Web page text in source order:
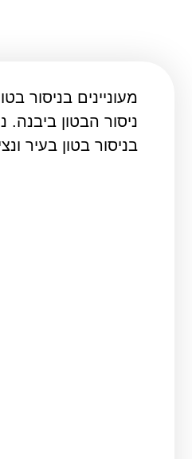
מעוניינים בניסור
ניסור הבטון
בניסור בטון בעיר